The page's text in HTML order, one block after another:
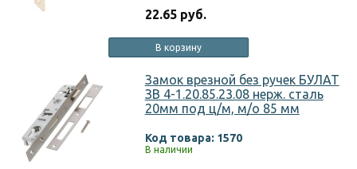
22.65 руб.
В корзину
Замок врезной без ручек БУЛАТ
ЗВ 4-1.20.85.23.08 нерж. сталь
20мм под ц/м, м/о 85 мм
Код товара: 1570
В наличии